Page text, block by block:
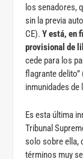
los senadores,
sin la previa
CE).Y está, en
provisional de
cede para los
flagrante
inmunidades de
Es esta última
Tribunal
solo sobre ella,
términos muy